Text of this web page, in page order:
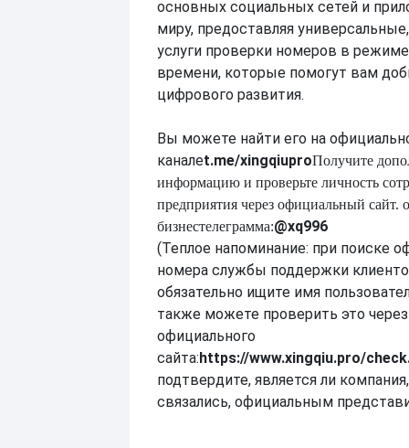
основных социальных сетей и
миру, предоставляя
услуги проверки номеров в
времени, которые помогут вам
цифрового развития.
Вы можете найти его на
каналеt.me/xingqiuproПолучите
информацию и проверьте личность
предприятия через официальный сайт.
бизнестелеграмма:@xq996
(Теплое напоминание: при поиске
номера службы поддержки
обязательно ищите имя
также можете проверить это
официального
сайта:https://www.xingqiu.pro/
подтвердите, является ли
связались, официальным